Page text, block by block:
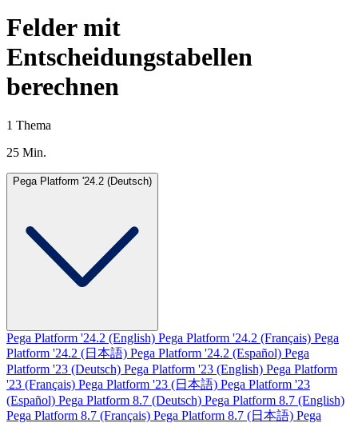
Felder mit
Entscheidungstabellen
berechnen
1 Thema
25 Min.
Pega Platform '24.2 (Deutsch)
Pega Platform '24.2 (English) Pega Platform '24.2 (Français) Pega
Platform '24.2 (日本語) Pega Platform '24.2 (Español) Pega
Platform '23 (Deutsch) Pega Platform '23 (English) Pega Platform
'23 (Français) Pega Platform '23 (日本語) Pega Platform '23
(Español) Pega Platform 8.7 (Deutsch) Pega Platform 8.7 (English)
Pega Platform 8.7 (Français) Pega Platform 8.7 (日本語) Pega